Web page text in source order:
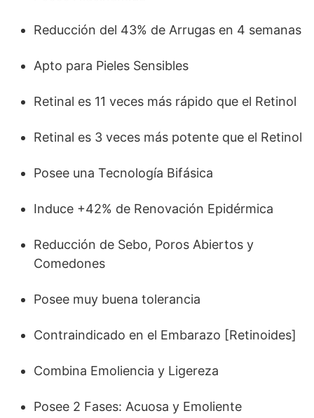
Reducción del 43% de Arrugas en 4 semanas
Apto para Pieles Sensibles
Retinal es 11 veces más rápido que el Retinol
Retinal es 3 veces más potente que el Retinol
Posee una Tecnología Bifásica
Induce +42% de Renovación Epidérmica
Reducción de Sebo, Poros Abiertos y
Comedones
Posee muy buena tolerancia
Contraindicado en el Embarazo [Retinoides]
Combina Emoliencia y Ligereza
Posee 2 Fases: Acuosa y Emoliente